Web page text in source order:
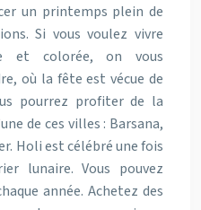
un printemps plein de
Si vous voulez vivre
et colorée, on vous
où la fête est vécue de
pourrez profiter de la
de ces villes : Barsana,
Holi est célébré une fois
lunaire. Vous pouvez
année. Achetez des